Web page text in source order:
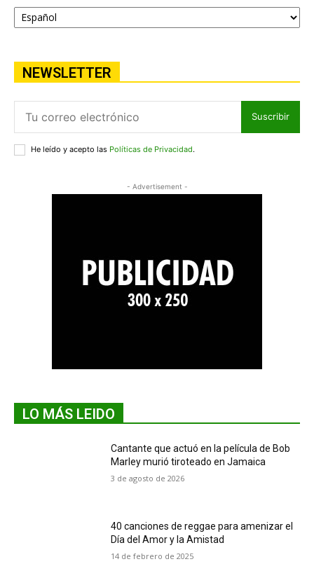
NEWSLETTER
Suscribir
He leído y acepto las Políticas de Privacidad.
- Advertisement -
LO MÁS LEIDO
Cantante que actuó en la película de Bob
Marley murió tiroteado en Jamaica
3 de agosto de 2026
40 canciones de reggae para amenizar el
Día del Amor y la Amistad
14 de febrero de 2025